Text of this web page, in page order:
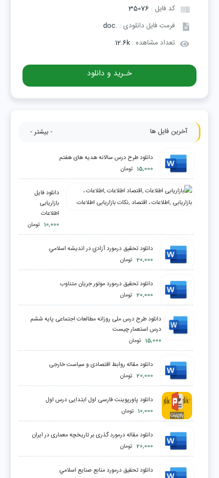
کد فایل : 35076
فرمت فایل دانلودی : .doc
تعداد مشاهده :12.6k
خـرید و دانلود
آخرین فایل ها - بیشتر -
دانلود طرح درس سالانه هدیه های هفتم
15,000 تومان
دانلود فایل
بازاریابی
اطلاعات
10,000 تومان
دانلود تحقیق درمورد آزادي در انديشه اسلامي
20,000 تومان
دانلود تحقیق درمورد موتور جریان متناوب
20,000 تومان
دانلود طرح درس ملی روزانه مطالعات اجتماعی پایه ششم
درس استعمار چیست
15,000 تومان
دانلود مقاله روابط اقتصادی و سیاست خارجی
20,000 تومان
دانلود پاورپوینت فارسی اول ابتدایی درس اول
10,000 تومان
دانلود مقاله درمورد گذری بر تاریخچه معماری در ایران
20,000 تومان
دانلود تحقیق درمورد منابع صنايع اسلامي